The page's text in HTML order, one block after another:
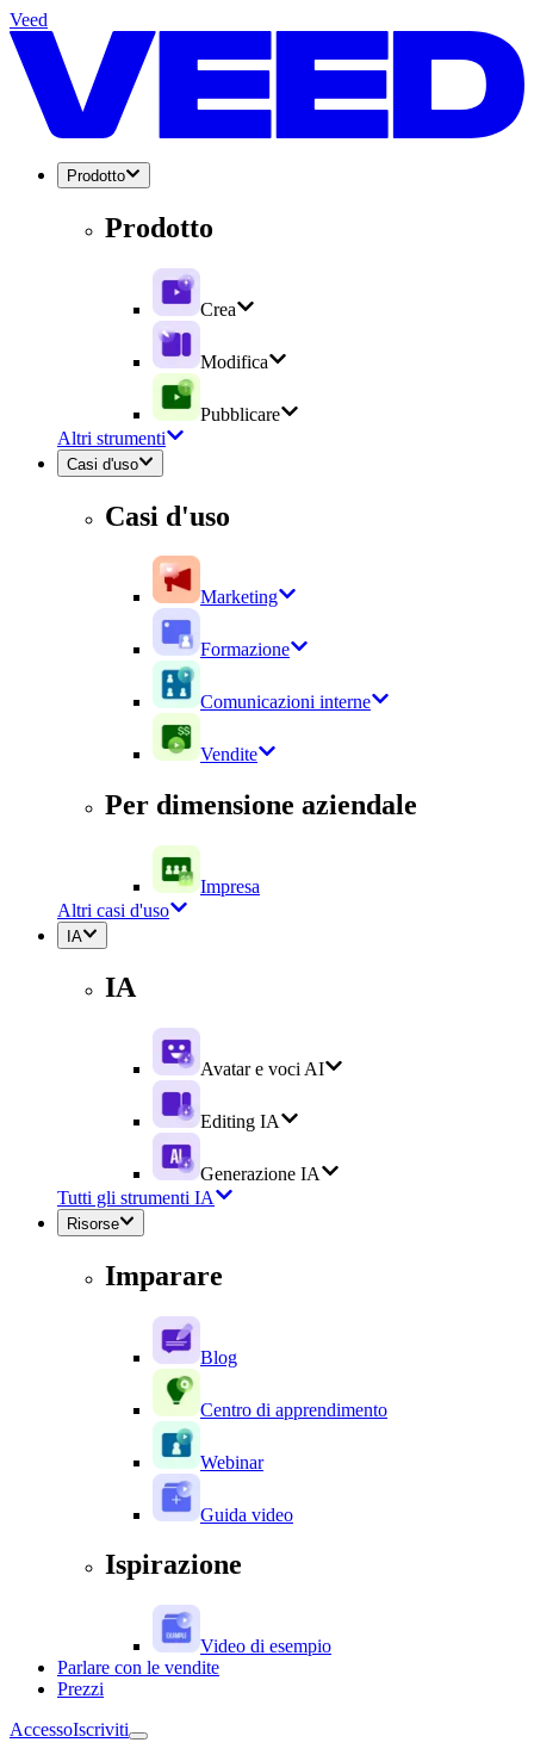
Veed
Prodotto
Prodotto
Crea
Modifica
Pubblicare
Altri strumenti
Casi d'uso
Casi d'uso
Marketing
Formazione
Comunicazioni interne
Vendite
Per dimensione aziendale
Impresa
Altri casi d'uso
IA
IA
Avatar e voci AI
Editing IA
Generazione IA
Tutti gli strumenti IA
Risorse
Imparare
Blog
Centro di apprendimento
Webinar
Guida video
Ispirazione
Video di esempio
Parlare con le vendite
Prezzi
AccessoIscriviti